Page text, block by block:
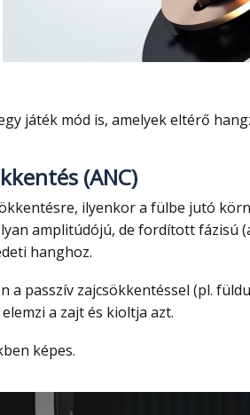
egy játék mód is, amelyek eltérő
(ANC)
amplitúdójú, de fordított fázisú
hanghoz.
a zajt és kioltja azt.
képes.